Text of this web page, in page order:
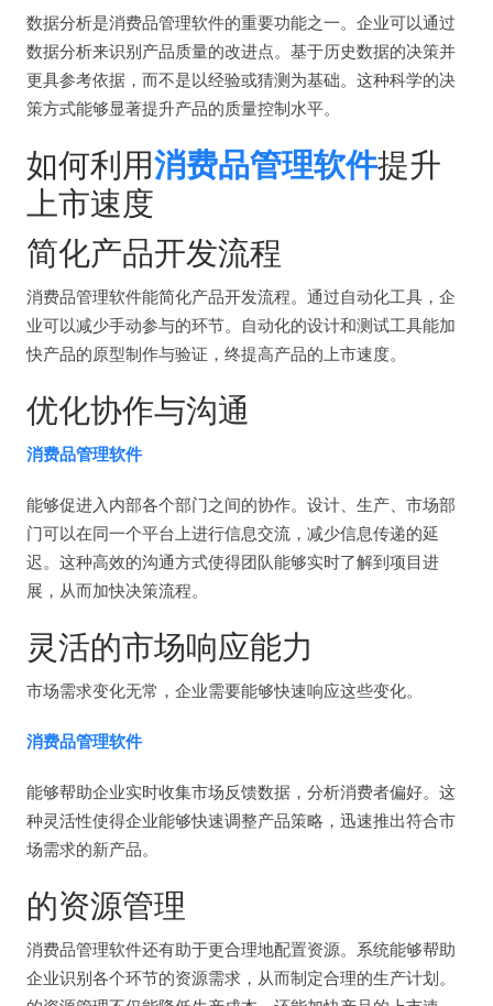
数据分析是消费品管理软件的重要功能之一。企业可以通过
数据分析来识别产品质量的改进点。基于历史数据的决策并
更具参考依据，而不是以经验或猜测为基础。这种科学的决
策方式能够显著提升产品的质量控制水平。
如何利用消费品管理软件提升
上市速度
简化产品开发流程
消费品管理软件能简化产品开发流程。通过自动化工具，企
业可以减少手动参与的环节。自动化的设计和测试工具能加
快产品的原型制作与验证，终提高产品的上市速度。
优化协作与沟通
消费品管理软件
能够促进入内部各个部门之间的协作。设计、生产、市场部
门可以在同一个平台上进行信息交流，减少信息传递的延
迟。这种高效的沟通方式使得团队能够实时了解到项目进
展，从而加快决策流程。
灵活的市场响应能力
市场需求变化无常，企业需要能够快速响应这些变化。
消费品管理软件
能够帮助企业实时收集市场反馈数据，分析消费者偏好。这
种灵活性使得企业能够快速调整产品策略，迅速推出符合市
场需求的新产品。
的资源管理
消费品管理软件还有助于更合理地配置资源。系统能够帮助
企业识别各个环节的资源需求，从而制定合理的生产计划。